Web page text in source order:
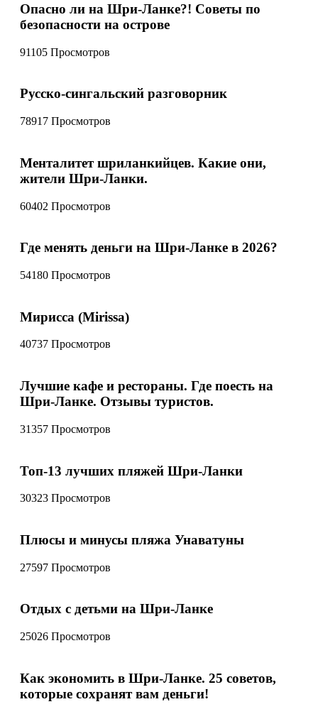
Опасно ли на Шри-Ланке?! Советы по
безопасности на острове
91105 Просмотров
Русско-сингальский разговорник
78917 Просмотров
Менталитет шриланкийцев. Какие они,
жители Шри-Ланки.
60402 Просмотров
Где менять деньги на Шри-Ланке в 2026?
54180 Просмотров
Мирисса (Mirissa)
40737 Просмотров
Лучшие кафе и рестораны. Где поесть на
Шри-Ланке. Отзывы туристов.
31357 Просмотров
Топ-13 лучших пляжей Шри-Ланки
30323 Просмотров
Плюсы и минусы пляжа Унаватуны
27597 Просмотров
Отдых с детьми на Шри-Ланке
25026 Просмотров
Как экономить в Шри-Ланке. 25 советов,
которые сохранят вам деньги!